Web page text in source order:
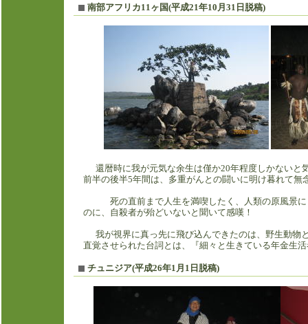
南部アフリカ11ヶ国(平成21年10月31日脱稿)
還暦時に我が元気な余生は僅か20年程度しかないと
前半の後半5年間は、多重がんとの闘いに明け暮れて無
死の直前まで人生を満喫したく、人類の原風景に
のに、自殺者が殆どいないと聞いて感嘆！
我が視界に真っ先に飛び込んできたのは、野生動物
直覚させられた台詞とは、『細々と生きている年金生
チュニジア(平成26年1月1日脱稿)